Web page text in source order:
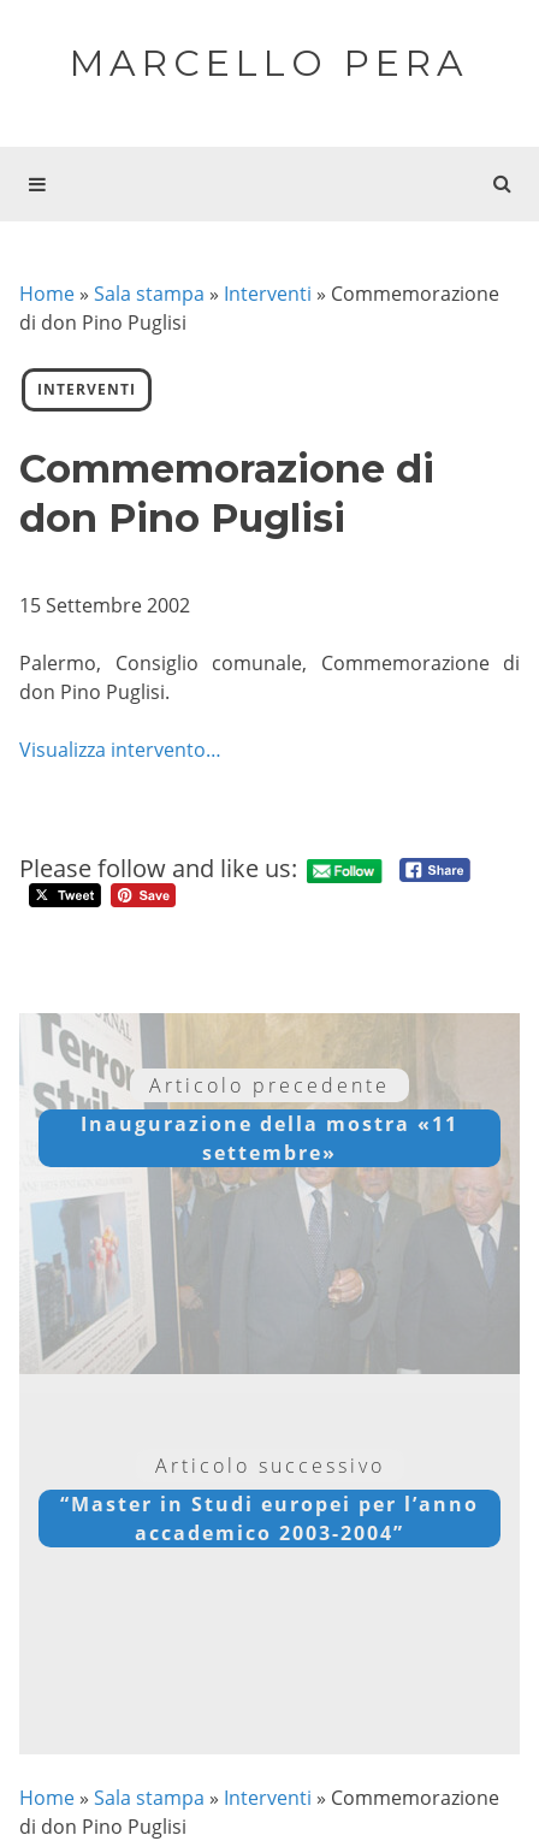
MARCELLO PERA
Home » Sala stampa » Interventi » Commemorazione
di don Pino Puglisi
INTERVENTI
Commemorazione di
don Pino Puglisi
15 Settembre 2002
Palermo, Consiglio comunale, Commemorazione di
don Pino Puglisi.
Visualizza intervento…
Please follow and like us:
Articolo precedente
Inaugurazione della mostra «11
settembre»
Articolo successivo
“Master in Studi europei per l’anno
accademico 2003-2004”
Home » Sala stampa » Interventi » Commemorazione
di don Pino Puglisi